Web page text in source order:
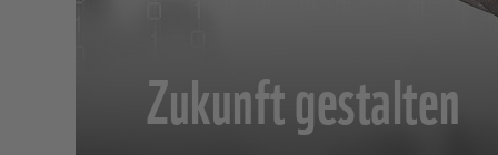
Zukunft gestalten